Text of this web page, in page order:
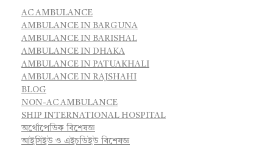
AC AMBULANCE
AMBULANCE IN BARGUNA
AMBULANCE IN BARISHAL
AMBULANCE IN DHAKA
AMBULANCE IN PATUAKHALI
AMBULANCE IN RAJSHAHI
BLOG
NON-AC AMBULANCE
SHIP INTERNATIONAL HOSPITAL
অর্থোপেডিক বিশেষজ্ঞ
আইসিইউ ও এইচডিইউ বিশেষজ্ঞ